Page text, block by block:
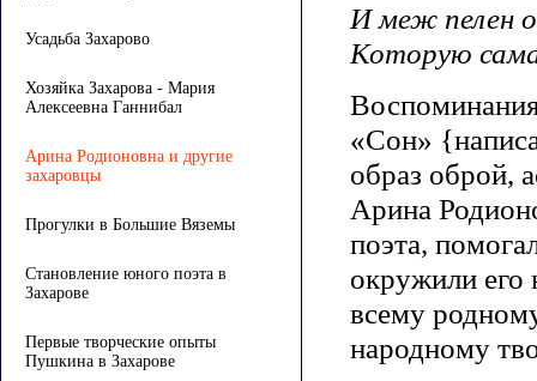
Усадьба Захарово
Хозяйка Захарова - Мария
Алексеевна Ганнибал
Арина Родионовна и другие
захаровцы
Прогулки в Большие Вяземы
Становление юного поэта в
Захарове
Первые творческие опыты
Пушкина в Захарове
И меж пелен
Которую
«Сон»
образ оброй,
Арина
поэта,
окружили его
всему
народному